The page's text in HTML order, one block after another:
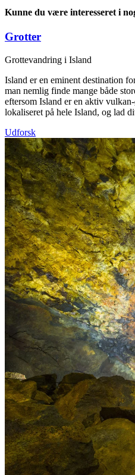
Kunne du være interesseret i
Grotter
Grottevandring i Island
Island er en eminent destination
man nemlig finde mange både
eftersom Island er en aktiv
lokaliseret på hele Island, og lad
Udforsk